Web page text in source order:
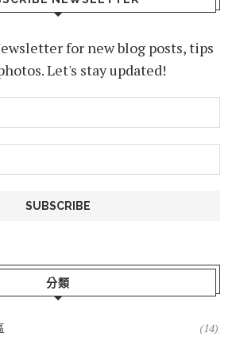
for new blog posts, tips
Let's stay updated!
分類
(14)